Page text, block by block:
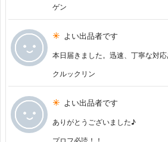
ゲン
よい出品者です
本日届きました。迅速、丁寧な対応
クルックリン
よい出品者です
ありがとうございました♪
プロフ必読！！